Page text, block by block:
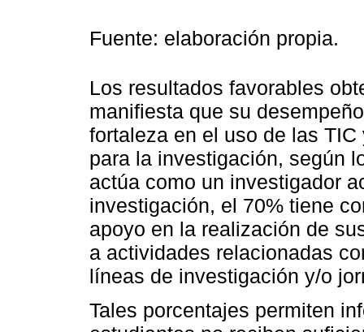
Fuente: elaboración propia.
Los resultados favorables
manifiesta que su
fortaleza en el uso de las
para la investigación, según
actúa como un investigador
investigación, el 70% tiene
apoyo en la realización de
a actividades relacionadas
líneas de investigación y/o
Tales porcentajes permiten